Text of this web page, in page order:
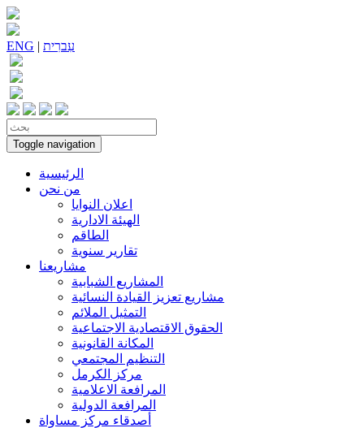
ENG | עִברִית
Toggle navigation
الرئيسية
من نحن
اعلان النوايا
الهيئة الادارية
الطاقم
تقارير سنوية
مشاريعنا
المشاريع الشبابية
مشاريع تعزيز القيادة النسائية
التمثيل الملائم
الحقوق الاقتصادية الاجتماعية
المكانة القانونية
التنظيم المجتمعي
مركز الكرمل
المرافعة الاعلامية
المرافعة الدولية
أصدقاء مركز مساواة